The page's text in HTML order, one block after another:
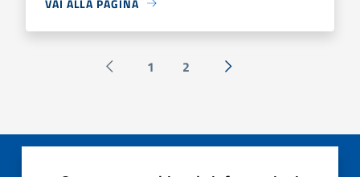
Pagina precedente
1 2 Successiva »